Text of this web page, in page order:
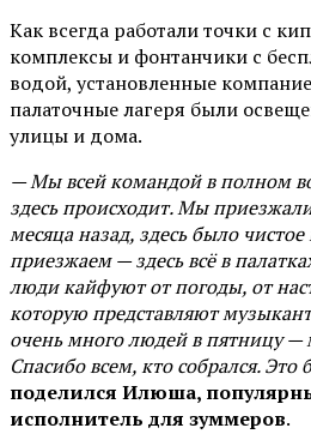
Как всегда работали точки с
комплексы и фонтанчики с
водой, установленные
палаточные лагеря были
улицы и дома.
— Мы всей командой в полном
здесь происходит. Мы
месяца назад, здесь было чистое
приезжаем — здесь всё в
люди кайфуют от погоды, от
которую представляют
очень много людей в пятницу
Спасибо всем, кто собрался. Это
поделился Илюша,
исполнитель для зуммеров.